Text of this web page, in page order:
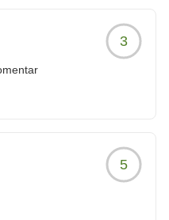
せんが、私たちにはちょ
に指定できなかったのは
います。
らから
hotel/voice/167733?
ざいませんでした。
いただけますと幸いで
ております。
3
5